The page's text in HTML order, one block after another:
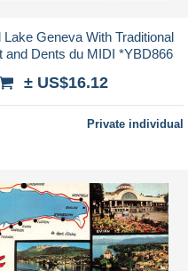
Lake Geneva With Traditional
and Dents du MIDI *YBD866
± US$16.12
Private individual